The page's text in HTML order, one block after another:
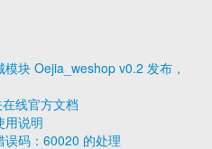
模块 Oejia_weshop v0.2 发布，
线官方文档
用说明
误码：60020 的处理